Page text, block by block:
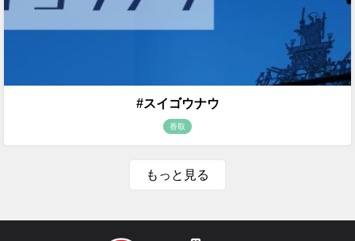
#スイゴウナウ
香取
もっと見る